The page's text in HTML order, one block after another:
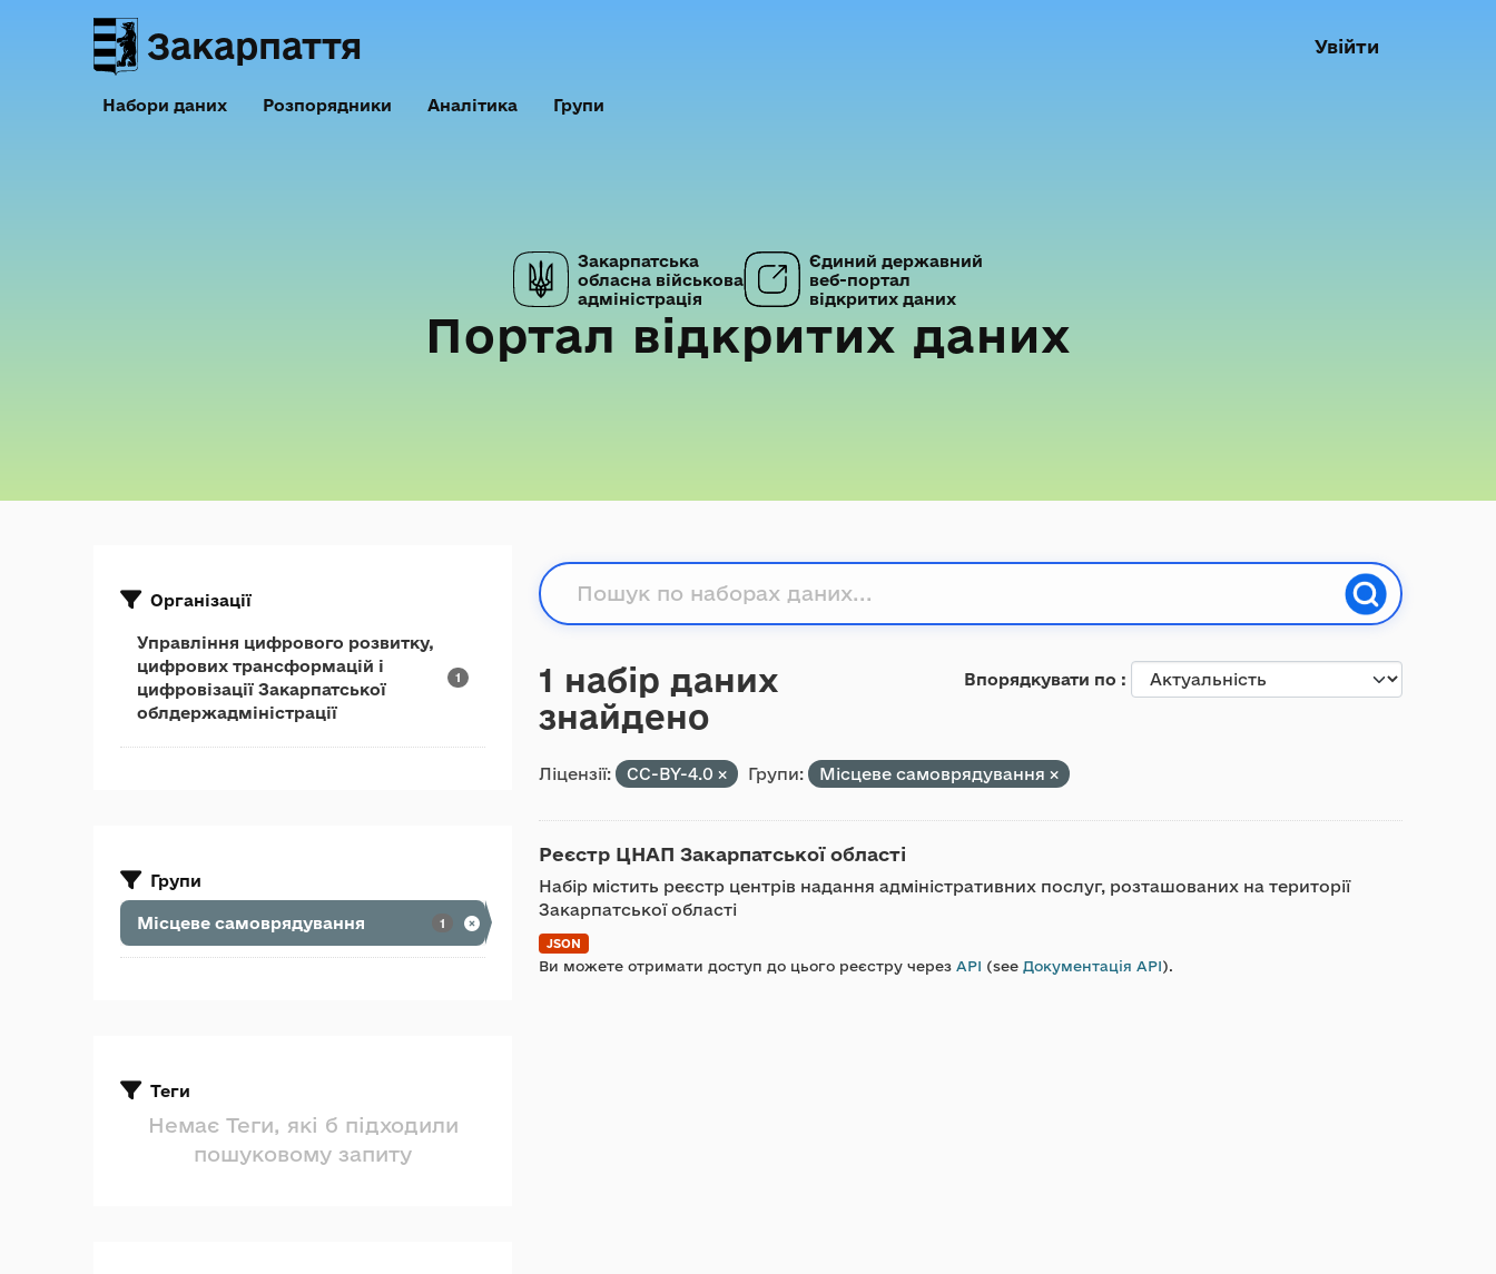
Закарпаття Увійти
Набори даних Розпорядники Аналітика Групи
Закарпатська
обласна військова
адміністрація
Єдиний державний
веб-портал
відкритих даних
Портал відкритих даних
Організації
Управління цифрового розвитку,
цифрових трансформацій і
цифровізації Закарпатської
облдержадміністрації
1
Групи
Місцеве самоврядування 1
Теги
Немає Теги, які б підходили
пошуковому запиту
Впорядкувати по
1 набір даних
знайдено
Ліцензії: CC-BY-4.0 Групи: Місцеве самоврядування
Реєстр ЦНАП Закарпатської області
Набір містить реєстр центрів надання адміністративних послуг, розташованих на території
Закарпатської області
JSON
Ви можете отримати доступ до цього реєстру через API (see Документація API).